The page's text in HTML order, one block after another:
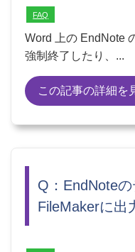
FAQ
Word 上の EndNote
強制終了したり、...
この記事の詳細を
Q：EndNote
FileMakerに出